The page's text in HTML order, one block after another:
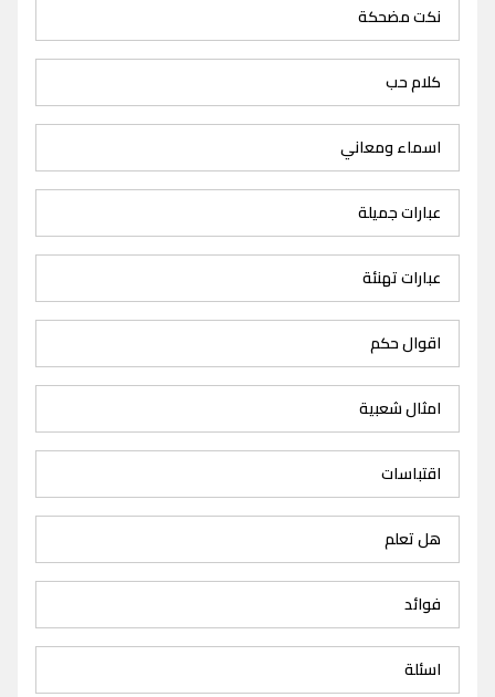
نكت مضحكة
كلام حب
اسماء ومعاني
عبارات جميلة
عبارات تهنئة
اقوال حكم
امثال شعبية
اقتباسات
هل تعلم
فوائد
اسئلة